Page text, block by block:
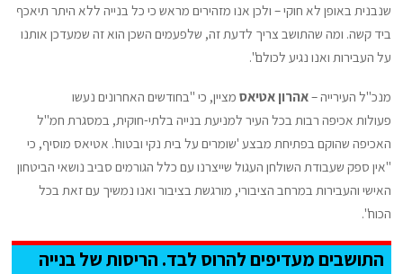
שנבנית באופן לא חוקי – ולכן אנו מזהירים מראש כי כל בנייה ללא היתר תיאכף
ביד קשה. ומה שהתושב צריך לדעת זה, שלפעמים השכן הוא זה שמעדכן אותנו
על העבירות ואנו נגיע לכולם".
מנכ"ל העירייה –אהרון אטיאס מציין, כי "בחודשים האחרונים נעשו
פעולות אכיפה רבות בכל העיר למניעת בנייה בלתי-חוקית, במסגרת חמ"ל
האכיפה שהוקם בפתיחת מבצע 'שומרים על בית נקי ובטוח'. אטיאס מוסיף, כי
"אין ספק שעבודת השולחן העגול שייצרנו עם כלל הגורמים סביב נושאי הביטחון
האישי והעבירות במרחב הציבורי, מורגשת בציבור ואנו נמשיך עם זאת בכל
הכוח".
התושבים מעדיפים להרוס לבד. הריסות של בנייה